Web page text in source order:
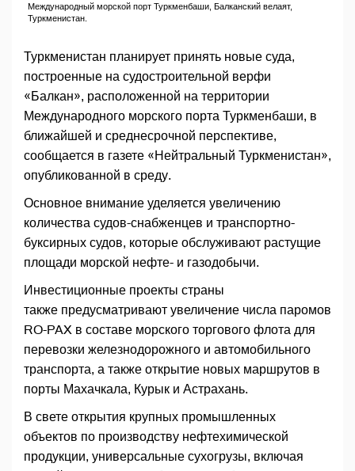
Международный морской порт Туркменбаши, Балканский велаят,
Туркменистан.
Туркменистан планирует принять новые суда,
построенные на судостроительной верфи
«Балкан», расположенной на территории
Международного морского порта Туркменбаши, в
ближайшей и среднесрочной перспективе,
сообщается в газете «Нейтральный Туркменистан»,
опубликованной в среду.
Основное внимание уделяется увеличению
количества судов-снабженцев и транспортно-
буксирных судов, которые обслуживают растущие
площади морской нефте- и газодобычи.
Инвестиционные проекты страны
также предусматривают увеличение числа паромов
RO-PAX в составе морского торгового флота для
перевозки железнодорожного и автомобильного
транспорта, а также открытие новых маршрутов в
порты Махачкала, Курык и Астрахань.
В свете открытия крупных промышленных
объектов по производству нефтехимической
продукции, универсальные сухогрузы, включая